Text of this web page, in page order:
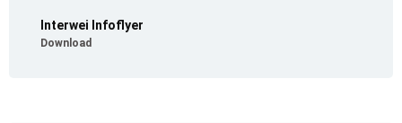
Interwei Infoflyer
Download